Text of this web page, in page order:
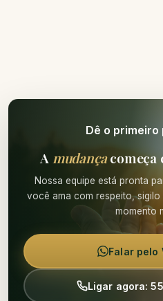
Dê o primeiro
A mudançacomeça
Nossa equipe está pronta
você ama com respeito,
momento
Falar pelo
Ligar agora: